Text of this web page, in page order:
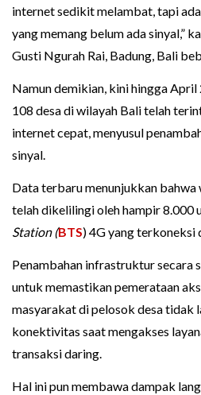
internet sedikit melambat, tapi
yang memang belum ada sinyal,”
Gusti Ngurah Rai, Badung, Bali
Namun demikian, kini hingga
108 desa di wilayah Bali telah
internet cepat, menyusul
sinyal.
Data terbaru menunjukkan
telah dikelilingi oleh hampir 8.000
Station (BTS) 4G yang terkoneksi
Penambahan infrastruktur secara
untuk memastikan pemerataan
masyarakat di pelosok desa tidak
konektivitas saat mengakses
transaksi daring.
Hal ini pun membawa dampak